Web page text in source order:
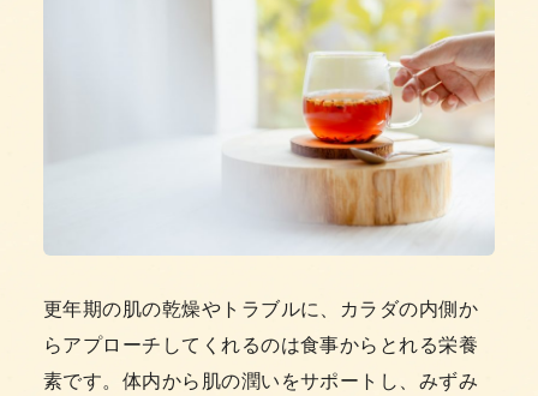
更年期の肌の乾燥やトラブルに、カラダの内側か
らアプローチしてくれるのは食事からとれる栄養
素です。体内から肌の潤いをサポートし、みずみ